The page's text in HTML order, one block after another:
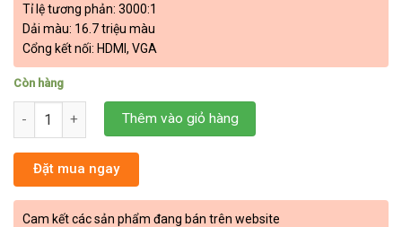
Tỉ lệ tương phản: 3000:1
Dải màu: 16.7 triệu màu
Cổng kết nối: HDMI, VGA
Còn hàng
Màn hình LCD Samsung LS27C360EAEXXV (27 inch/FHD/VA/
Thêm vào giỏ hàng
Đặt mua ngay
Cam kết các sản phẩm đang bán trên website